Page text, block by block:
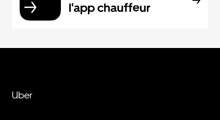
l'app chauffeur
Uber